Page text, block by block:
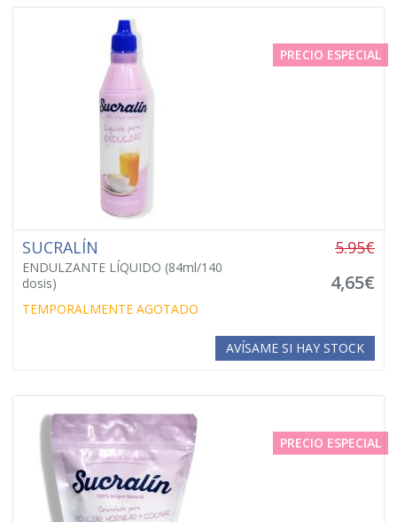
PRECIO ESPECIAL
SUCRALÍN
ENDULZANTE LÍQUIDO (84ml/140
dosis)
5.95€
4,65€
TEMPORALMENTE AGOTADO
AVÍSAME SI HAY STOCK
PRECIO ESPECIAL